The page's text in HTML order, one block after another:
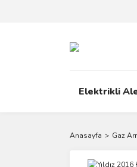
Elektrikli
Anasayfa Gaz